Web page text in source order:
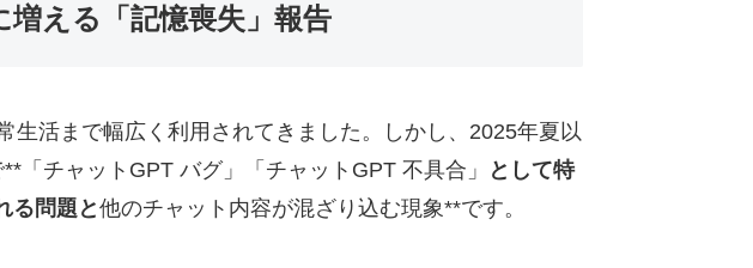
える「記憶喪失」報告
生活まで幅広く利用されてきました。しかし、2025年夏以
「チャットGPT バグ」「チャットGPT 不具合」
として特
る問題と他のチャット内容が混ざり込む現象**です。